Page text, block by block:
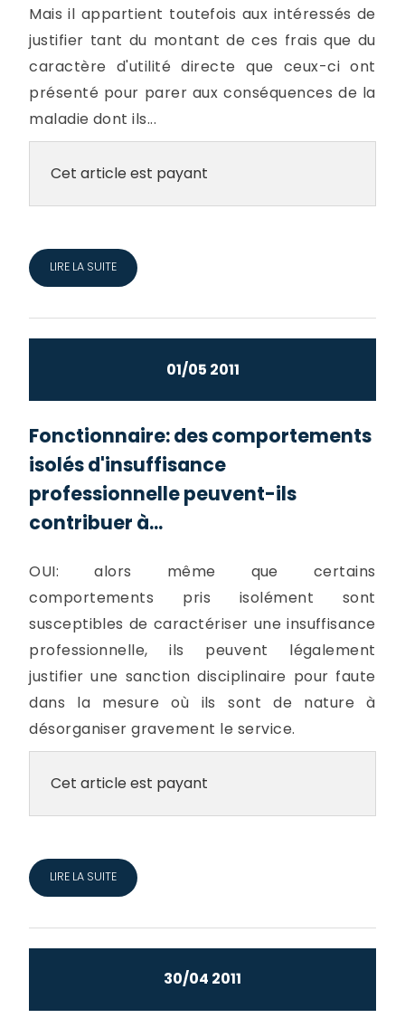
Mais il appartient toutefois aux intéressés de
justifier tant du montant de ces frais que du
caractère d'utilité directe que ceux-ci ont
présenté pour parer aux conséquences de la
maladie dont ils...
Cet article est payant
LIRE LA SUITE
01/05 2011
Fonctionnaire: des comportements
isolés d'insuffisance
professionnelle peuvent-ils
contribuer à...
OUI: alors même que certains
comportements pris isolément sont
susceptibles de caractériser une insuffisance
professionnelle, ils peuvent légalement
justifier une sanction disciplinaire pour faute
dans la mesure où ils sont de nature à
désorganiser gravement le service.
Cet article est payant
LIRE LA SUITE
30/04 2011